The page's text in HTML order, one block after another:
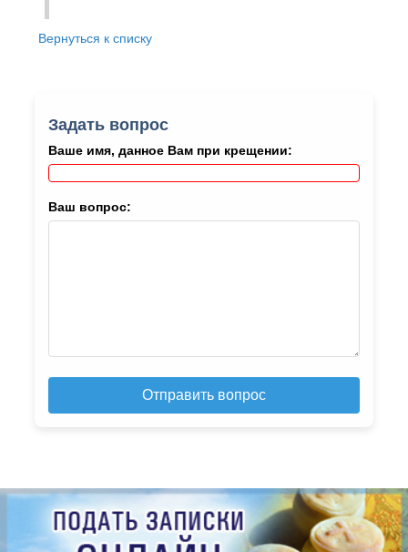
Вернуться к списку
Задать вопрос
Ваше имя, данное Вам при крещении:
Ваш вопрос:
Отправить вопрос